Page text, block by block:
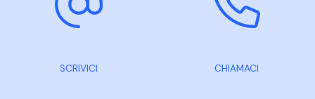
SCRIVICI CHIAMACI